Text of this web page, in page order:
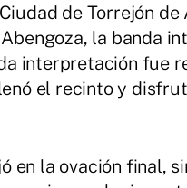
de Torrejón
la banda
interpretación fue
el recinto y
en la ovación final,